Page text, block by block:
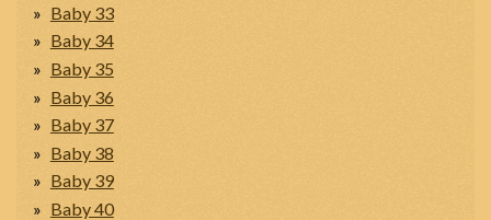
Baby 33
Baby 34
Baby 35
Baby 36
Baby 37
Baby 38
Baby 39
Baby 40